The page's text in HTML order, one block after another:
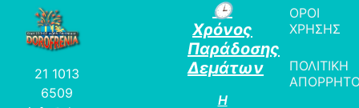
21 1013
6509
🕒
Χρόνος
Παράδοσης
Δεμάτων
Η
ΟΡΟΙ
ΧΡΗΣΗΣ
ΠΟΛΙΤΙΚΗ